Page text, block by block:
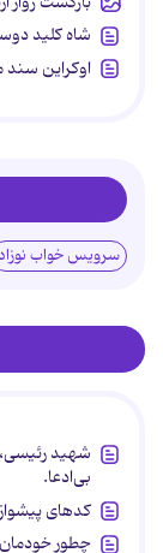
شاه کلید
اوکراین سند
سرویس خواب
شهید
بی‌ادعا.
کدهای
چطور خودمان را از نظر